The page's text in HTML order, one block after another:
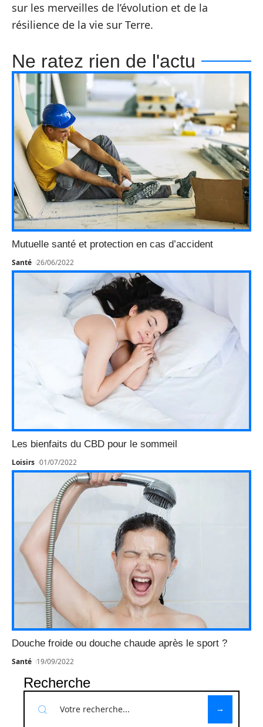
sur les merveilles de l’évolution et de la
résilience de la vie sur Terre.
Ne ratez rien de l'actu
Mutuelle santé et protection en cas d’accident
Santé 26/06/2022
Les bienfaits du CBD pour le sommeil
Loisirs 01/07/2022
Douche froide ou douche chaude après le sport ?
Santé 19/09/2022
Recherche